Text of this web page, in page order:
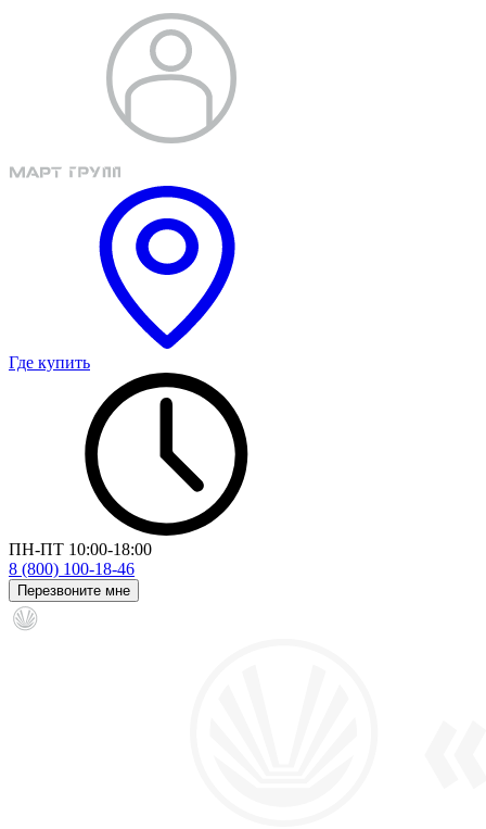
Где купить
ПН-ПТ 10:00-18:00
8 (800) 100-18-46
Перезвоните мне